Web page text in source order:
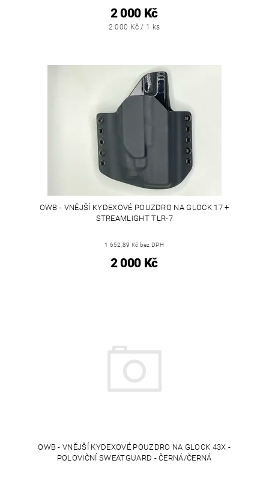
2 000 Kč
2 000 Kč / 1 ks
OWB - VNĚJŠÍ KYDEXOVÉ POUZDRO NA GLOCK 17 +
STREAMLIGHT TLR-7
1 652,89 Kč bez DPH
2 000 Kč
OWB - VNĚJŠÍ KYDEXOVÉ POUZDRO NA GLOCK 43X -
POLOVIČNÍ SWEATGUARD - ČERNÁ/ČERNÁ